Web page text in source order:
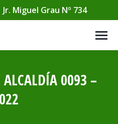
Jr. Miguel Grau Nº 734
ALCALDÍA 0093 –